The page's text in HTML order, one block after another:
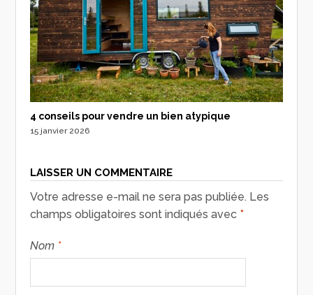
4 conseils pour vendre un bien atypique
15 janvier 2026
LAISSER UN COMMENTAIRE
Votre adresse e-mail ne sera pas publiée. Les
champs obligatoires sont indiqués avec *
Nom *